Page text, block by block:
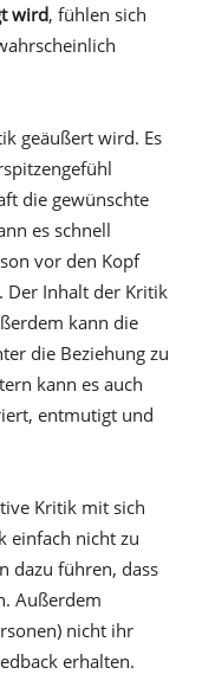
wird, fühlen sich
geäußert wird. Es
die gewünschte
es schnell
vor den Kopf
Der Inhalt der Kritik
kann die
die Beziehung zu
kann es auch
entmutigt und
Kritik mit sich
einfach nicht zu
dazu führen, dass
Außerdem
nicht ihr
erhalten.